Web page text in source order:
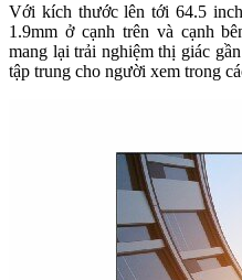
Với kích thước lên tới 64.5
1.9mm ở cạnh trên và cạnh
mang lại trải nghiệm thị giác
tập trung cho người xem trong